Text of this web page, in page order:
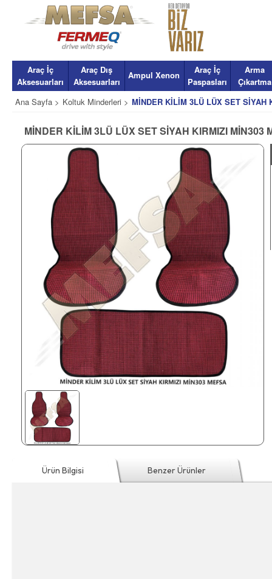
Araç İç
Aksesuarları
Araç Dış
Aksesuarları
Ampul Xenon
Araç İç
Paspasları
Arma
Çıkartma
Ana Sayfa > Koltuk Minderleri > MİNDER KİLİM 3LÜ LÜX SET SİYAH
MİNDER KİLİM 3LÜ LÜX SET SİYAH KIRMIZI MİN303
Ürün Bilgisi Benzer Ürünler